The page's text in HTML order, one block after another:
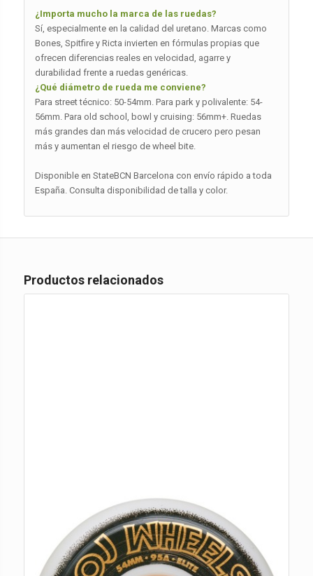
¿Importa mucho la marca de las ruedas?
Sí, especialmente en la calidad del uretano. Marcas como
Bones, Spitfire y Ricta invierten en fórmulas propias que
ofrecen diferencias reales en velocidad, agarre y
durabilidad frente a ruedas genéricas.
¿Qué diámetro de rueda me conviene?
Para street técnico: 50-54mm. Para park y polivalente: 54-
56mm. Para old school, bowl y cruising: 56mm+. Ruedas
más grandes dan más velocidad de crucero pero pesan
más y aumentan el riesgo de wheel bite.
Disponible en StateBCN Barcelona con envío rápido a toda
España. Consulta disponibilidad de talla y color.
Productos relacionados